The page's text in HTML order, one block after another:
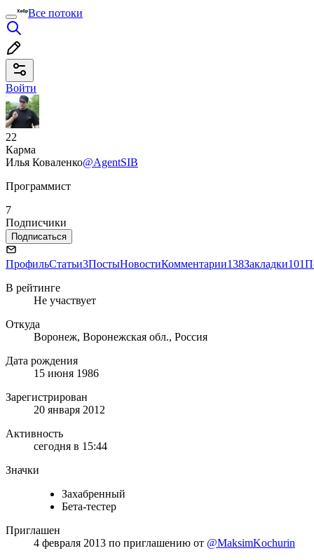
Все потоки
Войти
22
Карма
Илья Коваленко@AgentSIB
Программист
7
Подписчики
Подписаться
ПрофильСтатьи3ПостыНовостиКомментарии138Закладки101
В рейтинге
Не участвует
Откуда
Воронеж, Воронежская обл., Россия
Дата рождения
15 июня 1986
Зарегистрирован
20 января 2012
Активность
сегодня в 15:44
Значки
Захабренный
Бета-тестер
Приглашен
4 февраля 2013 по приглашению от @MaksimKochurin